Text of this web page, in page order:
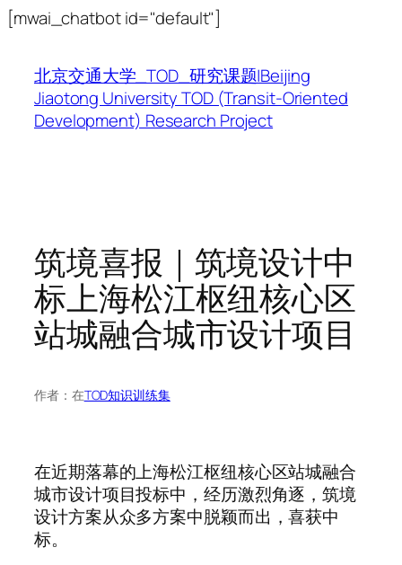
[mwai_chatbot id="default"]
内
容
北京交通大学_TOD_研究课题|Beijing
Jiaotong University TOD (Transit-Oriented
Development) Research Project
筑境喜报｜筑境设计中
标上海松江枢纽核心区
站城融合城市设计项目
作者： 在TOD知识训练集
在近期落幕的上海松江枢纽核心区站城融合
城市设计项目投标中，经历激烈角逐，筑境
设计方案从众多方案中脱颖而出，喜获中
标。